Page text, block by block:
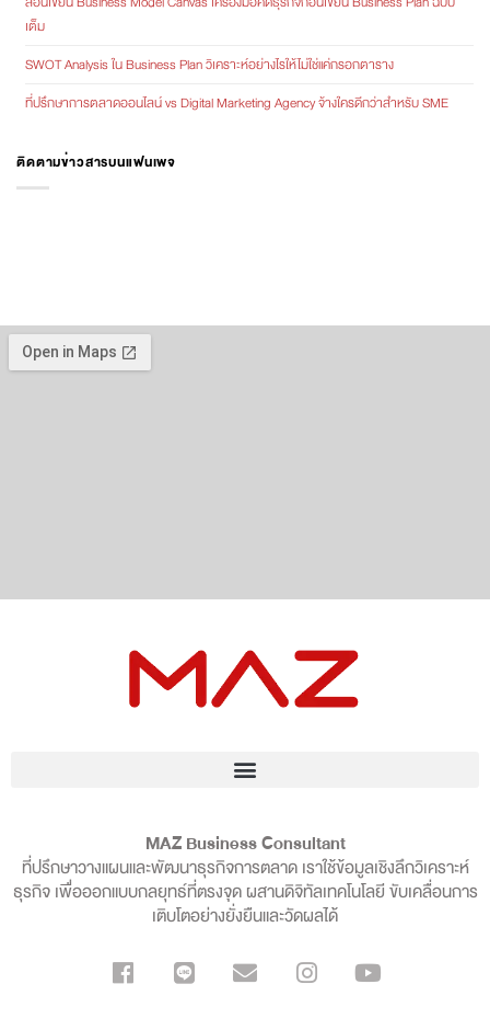
เต็ม
SWOT Analysis ใน Business Plan วิเคราะห์อย่างไรให้ไม่ใช่แค่กรอกตาราง
ที่ปรึกษาการตลาดออนไลน์ vs Digital Marketing Agency จ้างใครดีกว่าสำหรับ SME
ติดตามข่าวสารบนแฟนเพจ
MAZ Business Consultant
ที่ปรึกษาวางแผนและพัฒนาธุรกิจการตลาด เราใช้ข้อมูลเชิงลึกวิเคราะห์
ธุรกิจ เพื่อออกแบบกลยุทธ์ที่ตรงจุด ผสานดิจิทัลเทคโนโลยี ขับเคลื่อนการ
เติบโตอย่างยั่งยืนและวัดผลได้